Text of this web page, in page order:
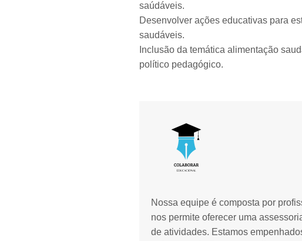
saúdáveis.
Desenvolver ações educativas para
saudáveis.
Inclusão da temática alimentação
político pedagógico.
Nossa equipe é composta por
nos permite oferecer uma
de atividades. Estamos